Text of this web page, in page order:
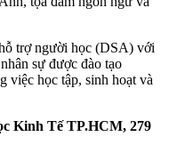
trợ người học (DSA) với
sự được đào tạo
việc học tập, sinh hoạt và
Kinh Tế TP.HCM, 279